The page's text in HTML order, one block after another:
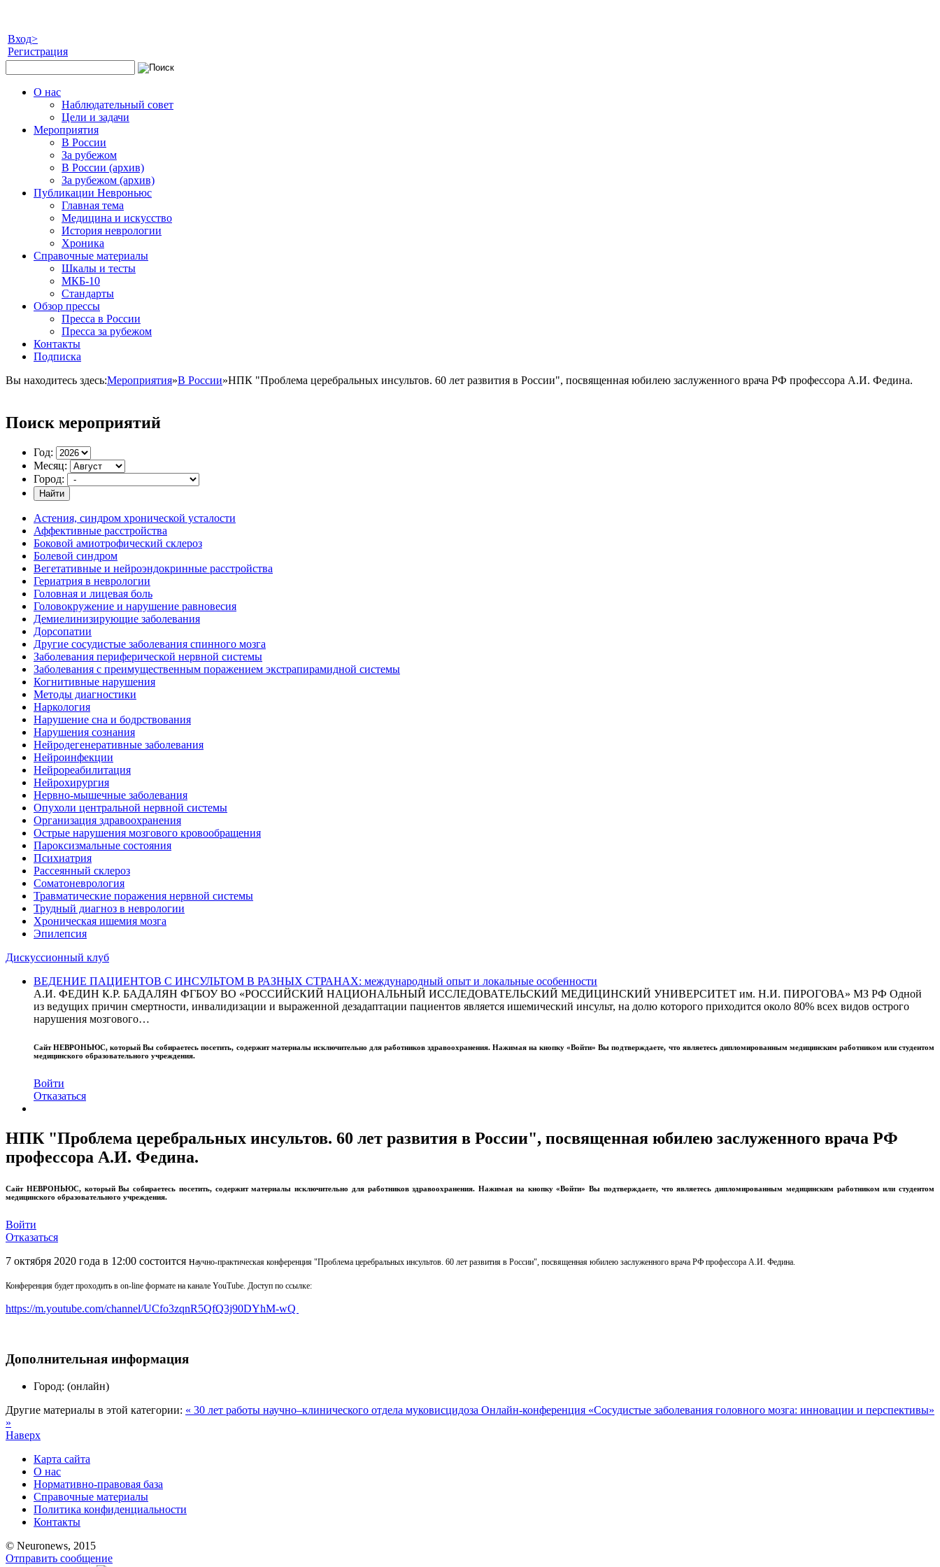
Вход>
Регистрация
О нас
Наблюдательный совет
Цели и задачи
Мероприятия
В России
За рубежом
В России (архив)
За рубежом (архив)
Публикации Невроньюс
Главная тема
Медицина и искусство
История неврологии
Хроника
Справочные материалы
Шкалы и тесты
МКБ-10
Стандарты
Обзор прессы
Пресса в России
Пресса за рубежом
Контакты
Подписка
Вы находитесь здесь:Мероприятия»В России»НПК "Проблема церебральных инсультов. 60 лет развития в России", посвященная юбилею заслуженного врача РФ профессора А.И. Федина.
Поиск мероприятий
Год:
Месяц:
Город:
Найти
Астения, синдром хронической усталости
Аффективные расстройства
Боковой амиотрофический склероз
Болевой синдром
Вегетативные и нейроэндокринные расстройства
Гериатрия в неврологии
Головная и лицевая боль
Головокружение и нарушение равновесия
Демиелинизирующие заболевания
Дорсопатии
Другие сосудистые заболевания спинного мозга
Заболевания периферической нервной системы
Заболевания с преимущественным поражением экстрапирамидной системы
Когнитивные нарушения
Методы диагностики
Наркология
Нарушение сна и бодрствования
Нарушения сознания
Нейродегенеративные заболевания
Нейроинфекции
Нейрореабилитация
Нейрохирургия
Нервно-мышечные заболевания
Опухоли центральной нервной системы
Организация здравоохранения
Острые нарушения мозгового кровообращения
Пароксизмальные состояния
Психиатрия
Рассеянный склероз
Соматоневрология
Травматические поражения нервной системы
Трудный диагноз в неврологии
Хроническая ишемия мозга
Эпилепсия
Дискуссионный клуб
ВЕДЕНИЕ ПАЦИЕНТОВ С ИНСУЛЬТОМ В РАЗНЫХ СТРАНАХ: международный опыт и локальные особенности
А.И. ФЕДИН К.Р. БАДАЛЯН ФГБОУ ВО «РОССИЙСКИЙ НАЦИОНАЛЬНЫЙ ИССЛЕДОВАТЕЛЬСКИЙ МЕДИЦИНСКИЙ УНИВЕРСИТЕТ им. Н.И. ПИРОГОВА» МЗ РФ Одной
из ведущих причин смертности, инвалидизации и выраженной дезадаптации пациентов является ишемический инсульт, на долю которого приходится около 80% всех видов острого
нарушения мозгового…
СайтНЕВРОНЬЮС, который Вы собираетесь посетить, содержит материалы исключительно для работников здравоохранения. Нажимая на кнопку «Войти» Вы подтверждаете, что являетесь дипломированным медицинским работником или студентом
медицинского образовательного учреждения.
Войти
Отказаться
НПК "Проблема церебральных инсультов. 60 лет развития в России", посвященная юбилею заслуженного врача РФ
профессора А.И. Федина.
Сайт НЕВРОНЬЮС, который Вы собираетесь посетить, содержит материалы исключительно для работников здравоохранения. Нажимая на кнопку «Войти» Вы подтверждаете, что являетесь дипломированным медицинским работником или студентом
медицинского образовательного учреждения.
Войти
Отказаться
7 октября 2020 года в 12:00 состоится научно-практическая конференция "Проблема церебральных инсультов. 60 лет развития в России", посвященная юбилею заслуженного врача РФ профессора А.И. Федина.
Конференция будет проходить в on-line формате на канале YouTube. Доступ по ссылке:
https://m.youtube.com/channel/UCfo3zqnR5QfQ3j90DYhM-wQ
Дополнительная информация
Город: (онлайн)
Другие материалы в этой категории: « 30 лет работы научно–клинического отдела муковисцидоза Онлайн-конференция «Сосудистые заболевания головного мозга: инновации и перспективы»
»
Наверх
Карта сайта
О нас
Нормативно-правовая база
Справочные материалы
Политика конфиденциальности
Контакты
© Neuronews, 2015
Отправить сообщение